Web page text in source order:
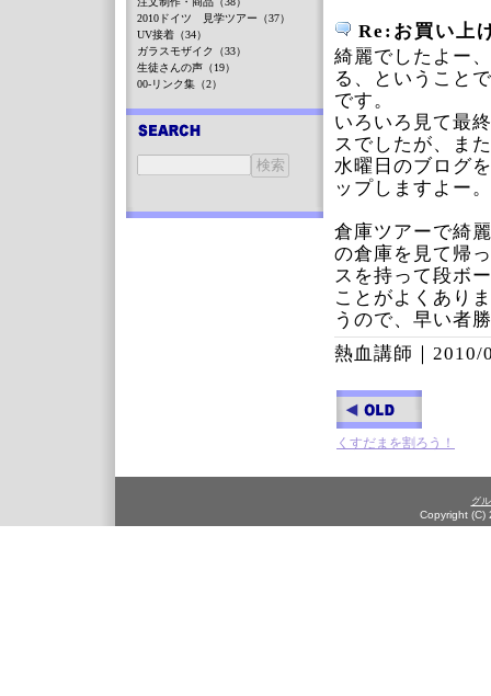
Re:お買い上
綺麗でしたよー
る、ということ
です。
いろいろ見て最
スでしたが、ま
水曜日のブログ
ップしますよー。
倉庫ツアーで綺
の倉庫を見て帰
スを持って段ボ
ことがよくあり
うので、早い者
熱血講師｜ 2010/
くすだまを割ろう！
2010ドイツ 見学ツアー（37）
UV接着（34）
ガラスモザイク（33）
生徒さんの声（19）
00-リンク集（2）
グ
Copyright (C)